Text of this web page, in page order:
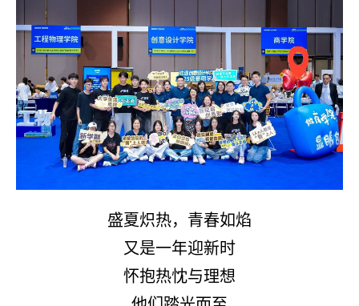
盛夏炽热，青春如焰
又是一年迎新时
怀抱热忱与理想